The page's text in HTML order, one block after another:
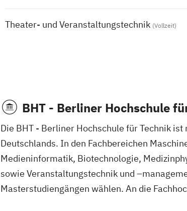
Theater- und Veranstaltungstechnik (Vollzeit)
BHT - Berliner Hochschule
Die BHT - Berliner Hochschule für Technik
Deutschlands. In den Fachbereichen
Medieninformatik, Biotechnologie,
sowie Veranstaltungstechnik und
Masterstudiengängen wählen. An die